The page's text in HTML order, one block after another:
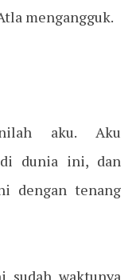
mengangguk.
aku. Aku
dunia ini, dan
dengan tenang
sudah waktunya